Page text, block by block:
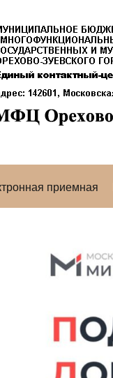
приемная